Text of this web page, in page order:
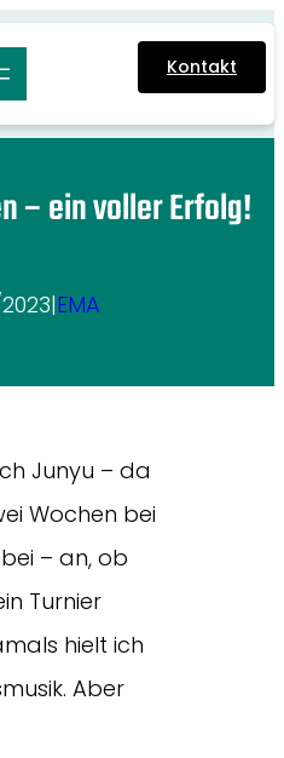
Kontakt
– ein voller Erfolg!
|EMA
Junyu – da
Wochen bei
– an, ob
Turnier
hielt ich
Aber